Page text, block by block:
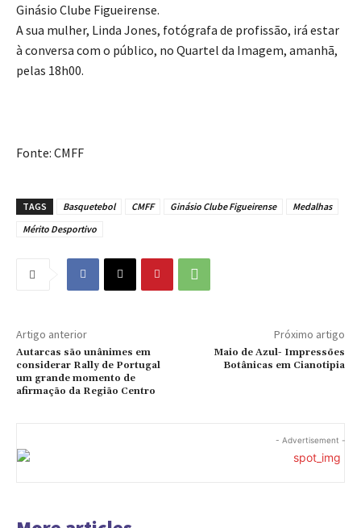
Ginásio Clube Figueirense.
A sua mulher, Linda Jones, fotógrafa de profissão, irá estar
à conversa com o público, no Quartel da Imagem, amanhã,
pelas 18h00.
Fonte: CMFF
TAGS Basquetebol CMFF Ginásio Clube Figueirense
Medalhas
Mérito Desportivo
Artigo anterior
Autarcas são unânimes em
considerar Rally de Portugal
um grande momento de
afirmação da Região Centro
Próximo artigo
Maio de Azul- Impressões
Botânicas em Cianotipia
- Advertisement -